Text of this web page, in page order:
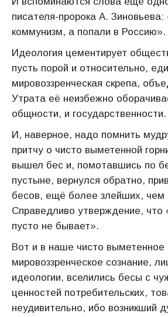
писателя-пророка А.
коммунизм, а попали в Россию».
Идеология цементирует
пусть порой и относительно,
мировоззренческая скрепа,
Утрата её неизбежно
общности, и государственности.
И, наверное, надо помнить
притчу о чисто выметенной
вышел бес и, помотавшись по
пустыне, вернулся обратно,
бесов, ещё более злейших, чем
Справедливо утверждение, что
пусто не бывает».
Вот и в наше чисто выметенное
мировоззренческое сознание,
идеологии, вселились бесы с
ценностей потребительских,
неудивительно, ибо возникший